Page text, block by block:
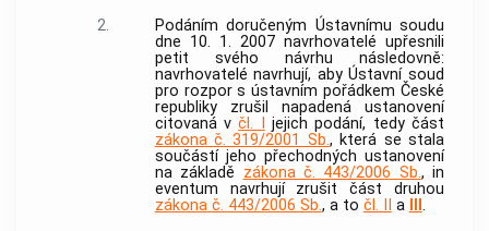
2.
Podáním doručeným Ústavnímu soudu
dne 10. 1. 2007 navrhovatelé upřesnili
petit svého návrhu následovně:
navrhovatelé navrhují, abyÚstavní soud
pro rozpor s ústavním pořádkem České
republiky zrušil napadená ustanovení
citovaná včl. I
jejich podání, tedy část
zákona č. 319/2001 Sb., která se stala
součástí jeho přechodných ustanovení
na základě zákona č. 443/2006 Sb., in
eventum navrhují zrušit část druhou
zákona č. 443/2006 Sb., a to čl. II a
.